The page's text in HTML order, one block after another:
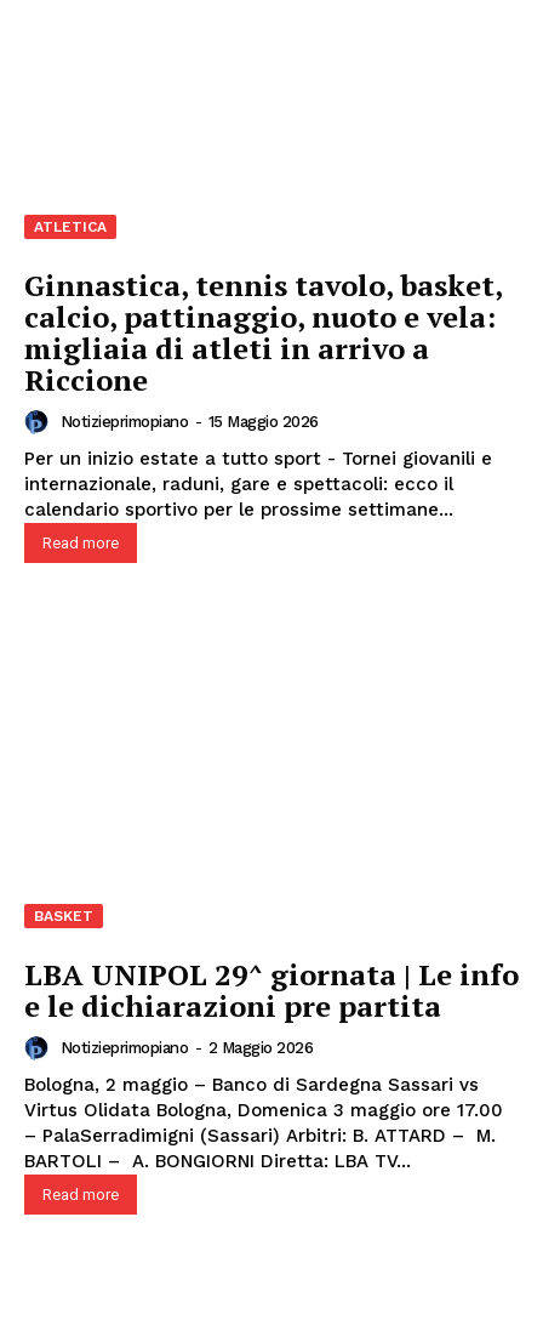
ATLETICA
Ginnastica, tennis tavolo, basket,
calcio, pattinaggio, nuoto e vela:
migliaia di atleti in arrivo a
Riccione
Notizieprimopiano - 15 Maggio 2026
Per un inizio estate a tutto sport - Tornei giovanili e
internazionale, raduni, gare e spettacoli: ecco il
calendario sportivo per le prossime settimane...
Read more
BASKET
LBA UNIPOL 29^ giornata | Le info
e le dichiarazioni pre partita
Notizieprimopiano - 2 Maggio 2026
Bologna, 2 maggio – Banco di Sardegna Sassari vs
Virtus Olidata Bologna, Domenica 3 maggio ore 17.00
– PalaSerradimigni (Sassari) Arbitri: B. ATTARD – M.
BARTOLI – A. BONGIORNI Diretta: LBA TV...
Read more